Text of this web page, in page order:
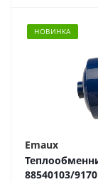
НОВИНКА
Emaux
88540103/